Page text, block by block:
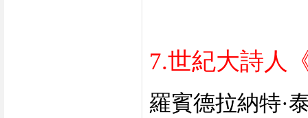
7.世紀大詩人
羅賓德拉納特·